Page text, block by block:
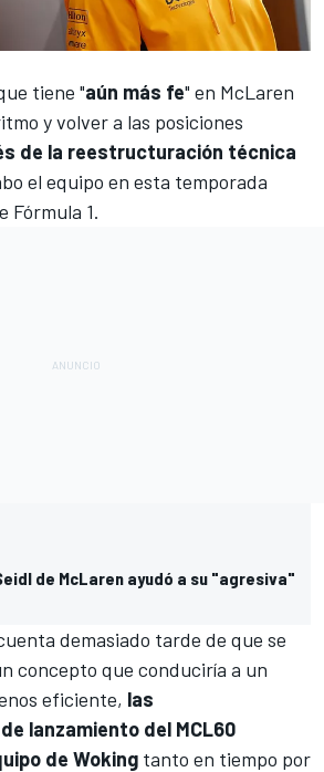
tiene "aún más fe" en McLaren
y volver a las posiciones
de la reestructuración técnica
el equipo en esta temporada
Fórmula 1.
de McLaren ayudó a su "agresiva"
demasiado tarde de que se
concepto que conduciría a un
eficiente, las
lanzamiento del MCL60
de Woking tanto en tiempo por